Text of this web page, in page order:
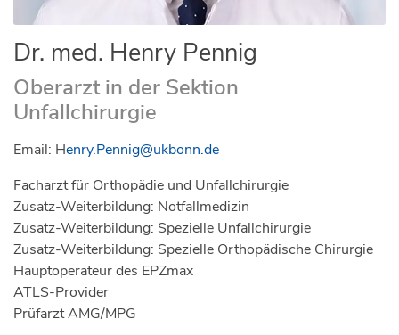
Dr. med. Henry Pennig
Oberarzt in der Sektion
Unfallchirurgie
Email: Henry.Pennig@ukbonn.de
Facharzt für Orthopädie und Unfallchirurgie
Zusatz-Weiterbildung: Notfallmedizin
Zusatz-Weiterbildung: Spezielle Unfallchirurgie
Zusatz-Weiterbildung: Spezielle Orthopädische Chirurgie
Hauptoperateur des EPZmax
ATLS-Provider
Prüfarzt AMG/MPG